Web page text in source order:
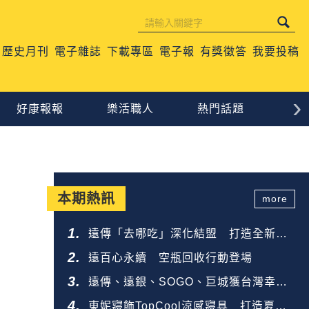
歷史月刊 電子雜誌 下載專區 電子報 有獎徵答 我要投稿
好康報報 樂活職人 熱門話題 生
›
本期熱訊
遠傳「去哪吃」深化結盟 打造全新餐
飲生態圈
遠百心永續 空瓶回收行動登場
遠傳、遠銀、SOGO、巨城獲台灣幸福
企業金獎
東妮寢飾TopCool涼感寢具 打造夏夜
more